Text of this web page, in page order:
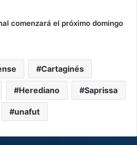
comenzará el próximo domingo
Cartaginés
Herediano Saprissa
unafut